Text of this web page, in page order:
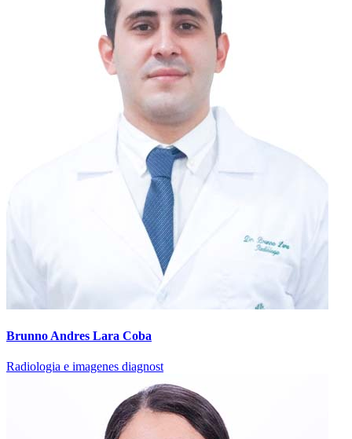
Brunno Andres Lara Coba
Radiologia e imagenes diagnost